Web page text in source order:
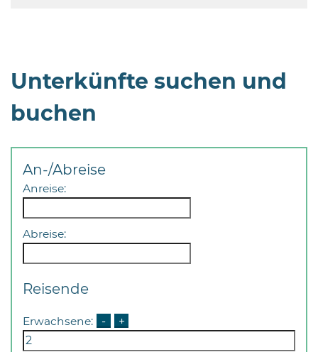
Unterkünfte suchen und
buchen
An-/Abreise
Anreise:
Abreise:
Reisende
Erwachsene: - +